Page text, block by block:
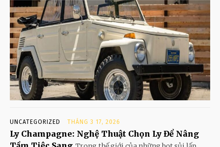
UNCATEGORIZED THÁNG 3 17, 2026
Ly Champagne: Nghệ Thuật Chọn Ly Để Nâng